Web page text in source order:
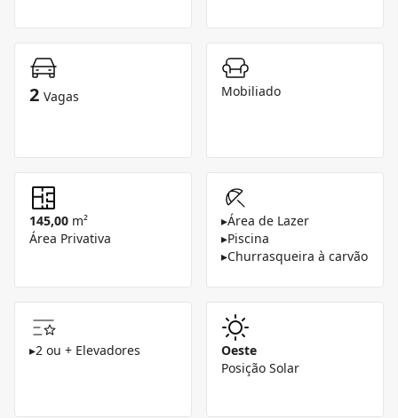
2 Vagas Mobiliado
145,00 m²
Área Privativa
▸Área de Lazer
▸Piscina
▸Churrasqueira à carvão
▸2 ou + Elevadores
Oeste
Posição Solar